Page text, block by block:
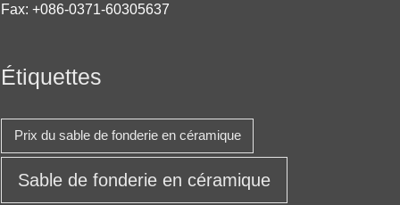
Fax: +086-0371-60305637
Étiquettes
Prix ​​du sable de fonderie en céramique
Sable de fonderie en céramique